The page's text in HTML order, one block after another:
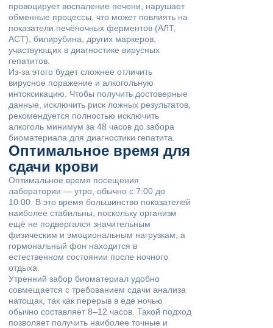
провоцирует воспаление печени, нарушает
обменные процессы, что может повлиять на
показатели печёночных ферментов (АЛТ,
АСТ), билирубина, других маркеров,
участвующих в диагностике вирусных
гепатитов.
Из-за этого будет сложнее отличить
вирусное поражение и алкогольную
интоксикацию. Чтобы получить достоверные
данные, исключить риск ложных результатов,
рекомендуется полностью исключить
алкоголь минимум за 48 часов до забора
биоматериала для диагностики гепатита.
Оптимальное время для
сдачи крови
Оптимальное время посещения
лаборатории — утро, обычно с 7:00 до
10:00. В это время большинство показателей
наиболее стабильны, поскольку организм
ещё не подвергался значительным
физическим и эмоциональным нагрузкам, а
гормональный фон находится в
естественном состоянии после ночного
отдыха.
Утренний забор биоматериал удобно
совмещается с требованием сдачи анализа
натощак, так как перерыв в еде ночью
обычно составляет 8–12 часов. Такой подход
позволяет получить наиболее точные и